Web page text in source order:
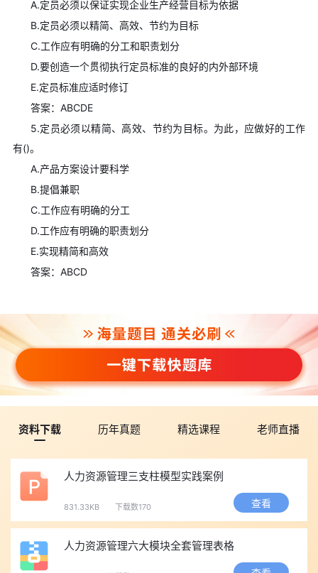
A.定员必须以保证实现企业生产经营目标为依据
B.定员必须以精简、高效、节约为目标
C.工作应有明确的分工和职责划分
D.要创造一个贯彻执行定员标准的良好的内外部环境
E.定员标准应适时修订
答案：ABCDE
5.定员必须以精简、高效、节约为目标。为此，应做好的工作
有()。
A.产品方案设计要科学
B.提倡兼职
C.工作应有明确的分工
D.工作应有明确的职责划分
E.实现精简和高效
答案：ABCD
资料下载 历年真题 精选课程 老师直播
人力资源管理三支柱模型实践案例
831.33KB 下载数170 查看
人力资源管理六大模块全套管理表格